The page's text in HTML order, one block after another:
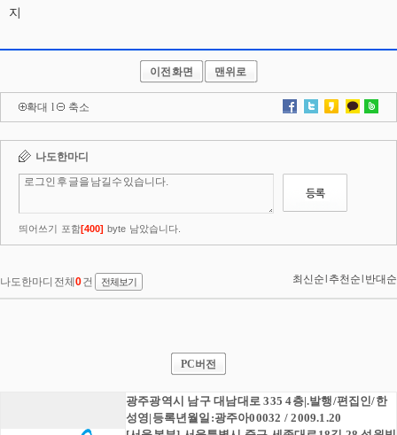
지
이전화면 맨위로
확대 l 축소
PC버전
광주광역시 남구 대남대로 335 4층|.발행/편집인/한
성영|등록년월일:광주아00032 / 2009.1.20